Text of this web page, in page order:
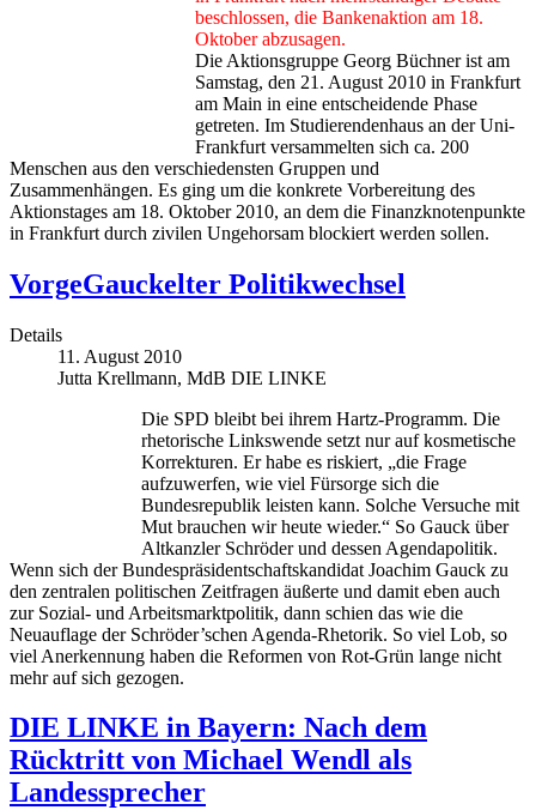
beschlossen, die Bankenaktion am 18.
Oktober abzusagen.
Die Aktionsgruppe Georg Büchner ist am
Samstag, den 21. August 2010 in Frankfurt
am Main in eine entscheidende Phase
getreten. Im Studierendenhaus an der Uni-
Frankfurt versammelten sich ca. 200
Menschen aus den verschiedensten Gruppen und
Zusammenhängen. Es ging um die konkrete Vorbereitung des
Aktionstages am 18. Oktober 2010, an dem die Finanzknotenpunkte
in Frankfurt durch zivilen Ungehorsam blockiert werden sollen.
VorgeGauckelter Politikwechsel
Details
11. August 2010
Jutta Krellmann, MdB DIE LINKE
Die SPD bleibt bei ihrem Hartz-Programm. Die
rhetorische Linkswende setzt nur auf kosmetische
Korrekturen. Er habe es riskiert, „die Frage
aufzuwerfen, wie viel Fürsorge sich die
Bundesrepublik leisten kann. Solche Versuche mit
Mut brauchen wir heute wieder.“ So Gauck über
Altkanzler Schröder und dessen Agendapolitik.
Wenn sich der Bundespräsidentschaftskandidat Joachim Gauck zu
den zentralen politischen Zeitfragen äußerte und damit eben auch
zur Sozial- und Arbeitsmarktpolitik, dann schien das wie die
Neuauflage der Schröder’schen Agenda-Rhetorik. So viel Lob, so
viel Anerkennung haben die Reformen von Rot-Grün lange nicht
mehr auf sich gezogen.
DIE LINKE in Bayern: Nach dem
Rücktritt von Michael Wendl als
Landessprecher